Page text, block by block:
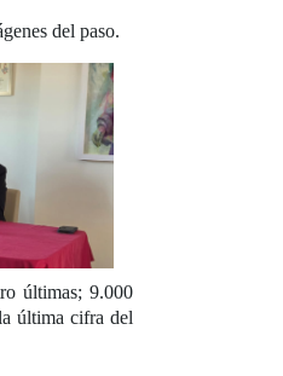
del paso.
últimas; 9.000
última cifra del